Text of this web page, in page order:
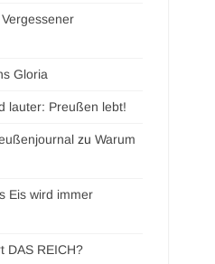
Vergessener
Gloria
lauter: Preußen lebt!
zuWarum
Eis wird immer
DAS REICH?